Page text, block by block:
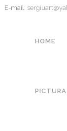
E-mail:
HOME